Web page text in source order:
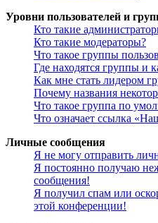
Уровни пользователей и
Кто такие
Кто такие модераторы?
Что такое группы
Где находятся группы и
Как мне стать лидером
Почему названия
Что такое группа по
Что означает ссылка
Личные сообщения
Я не могу отправить
Я постоянно получаю
сообщения!
Я получил спам или
этой конференции!